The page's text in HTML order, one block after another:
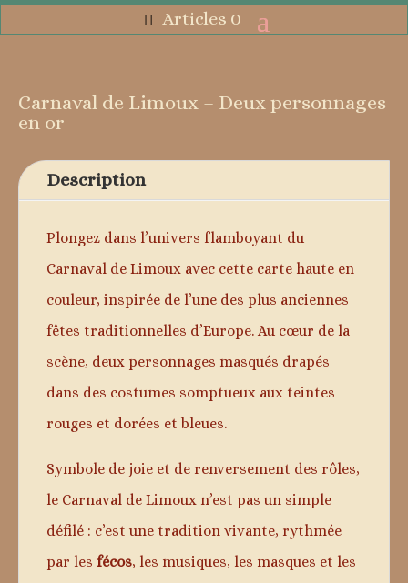
Articles 0
Carnaval de Limoux – Deux personnages
en or
Description
Plongez dans l’univers flamboyant du
Carnaval de Limoux avec cette carte haute en
couleur, inspirée de l’une des plus anciennes
fêtes traditionnelles d’Europe. Au cœur de la
scène, deux personnages masqués drapés
dans des costumes somptueux aux teintes
rouges et dorées et bleues.
Symbole de joie et de renversement des rôles,
le Carnaval de Limoux n’est pas un simple
défilé : c’est une tradition vivante, rythmée
par les fécos, les musiques, les masques et les